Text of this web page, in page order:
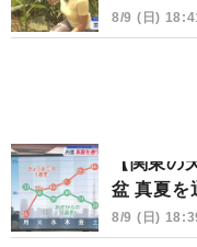
8/9 (日)
【関東
盆 真夏を
8/9 (日)